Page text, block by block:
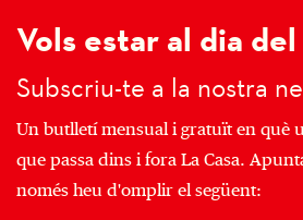
Vols estar al dia
Subscriu-te a la nostra
Un butlletí mensual i gratuït en què
que passa dins i fora La Casa.
només heu d'omplir el següent: